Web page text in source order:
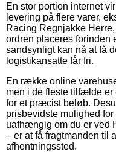
En stor portion internet
levering på flere varer,
Racing Regnjakke
ordren placeres forinden
sandsynligt kan nå at få
logistikansatte får fri.
En række online
men i de fleste tilfælde
for et præcist beløb.
prisbevidste mulighed
uafhængig om du er ved
– er at få fragtmanden til
afhentningssted.